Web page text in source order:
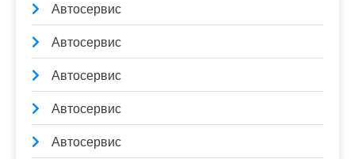
Автосервис
Автосервис
Автосервис
Автосервис
Автосервис